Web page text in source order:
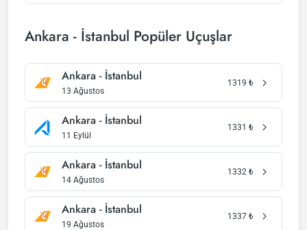
Ankara - İstanbul Popüler Uçuşlar
Ankara - İstanbul
13 Ağustos
1319 ₺
Ankara - İstanbul
11 Eylül
1331 ₺
Ankara - İstanbul
14 Ağustos
1332 ₺
Ankara - İstanbul
19 Ağustos
1337 ₺